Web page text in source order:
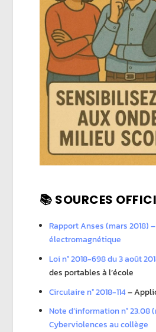
📚 SOURCES
Rapport Anses (mars 2018)
électromagnétique
Loi n° 2018-698 du 3 août
des portables à l’école
Circulaire n° 2018-114–
Note d’information n° 23.08
Cyberviolences au collège